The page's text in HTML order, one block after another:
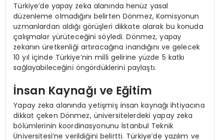
Türkiye’de yapay zeka alanında henüz yasal
düzenleme olmadığını belirten Dönmez, Komisyonun
uzmanlardan aldığı görüşleri dikkate alarak bu konuda
çalışmalar yürüteceğini söyledi. Dönmez, yapay
zekanın üretkenliği artıracağına inandığını ve gelecek
10 yıl içinde Türkiye’nin milli gelirine yüzde 5 katkı
sağlayabileceğini öngördüklerini paylaştı.
İnsan Kaynağı ve Eğitim
Yapay zeka alanında yetişmiş insan kaynağı ihtiyacına
dikkat çeken Dönmez, üniversitelerdeki yapay zeka
bölümlerinin koordinasyonunu İstanbul Teknik
Üniversitesi’ne verildiğini belirtti. Türkiye’de yazılım ve